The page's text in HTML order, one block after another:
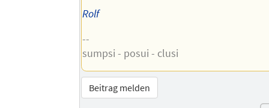
Rolf
--
sumpsi - posui - clusi
Beitrag melden